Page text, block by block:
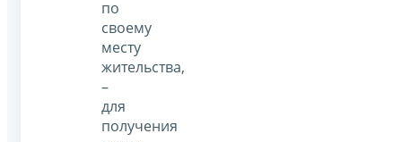
по
своему
месту
жительства,
–
для
получения